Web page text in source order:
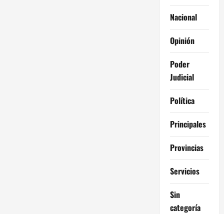
Nacional
Opinión
Poder
Judicial
Política
Principales
Provincias
Servicios
Sin
categoría